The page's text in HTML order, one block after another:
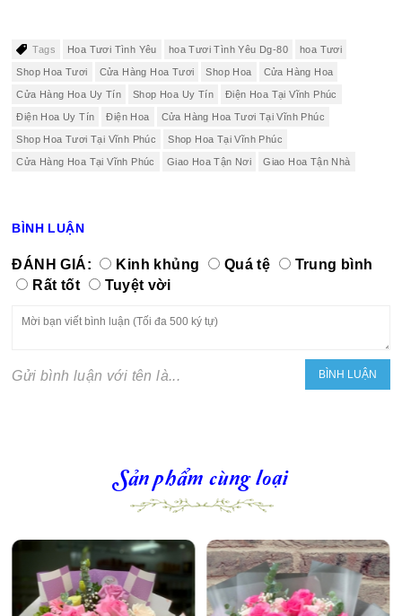
Tags Hoa Tươi Tình Yêu hoa Tươi Tình Yêu Dg-80 hoa Tươi
Shop Hoa Tươi Cửa Hàng Hoa Tươi Shop Hoa Cửa Hàng Hoa
Cửa Hàng Hoa Uy Tín Shop Hoa Uy Tín Điện Hoa Tại Vĩnh Phúc
Điện Hoa Uy Tín Điện Hoa Cửa Hàng Hoa Tươi Tại Vĩnh Phúc
Shop Hoa Tươi Tại Vĩnh Phúc Shop Hoa Tại Vĩnh Phúc
Cửa Hàng Hoa Tại Vĩnh Phúc Giao Hoa Tận Nơi Giao Hoa Tận Nhà
BÌNH LUẬN
ĐÁNH GIÁ: Kinh khủng Quá tệ
Trung bình
Rất tốt
Tuyệt vời
Gửi bình luận với tên là...
Sản phẩm cùng loại